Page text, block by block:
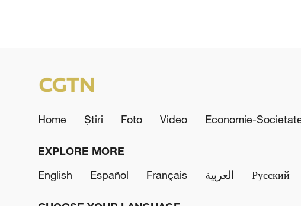
Home Știri Foto Video Economie-
EXPLORE MORE
English
Español Français العربية Русский